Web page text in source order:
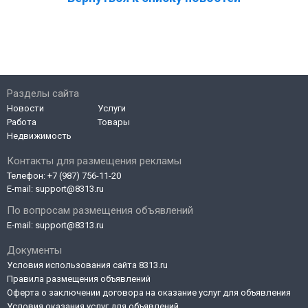
Контакты для размещения рекламы
Телефон: +7 (987) 756-11-20
E-mail: support@8313.ru
По вопросам размещения объявлений
E-mail: support@8313.ru
Документы
Условия использования сайта 8313.ru
Правила размещения объявлений
Оферта о заключении договора на оказание услуг для объявления
Разделы сайта
Новости
Работа
Недвижимость
Услуги
Товары